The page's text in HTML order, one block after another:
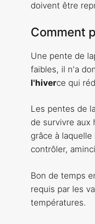
doivent être
Comment
Une pente de
faibles, il n'a
l'hiverce qui
Les pentes de
de survivre aux
grâce à
contrôler,
Bon de temps
requis par les
températures.